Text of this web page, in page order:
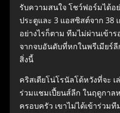
รับความสนใจ โชว์ฟอร์มได้อ
ประตูและ 3 แอสซิสต์จาก 38
อย่างไรก็ตาม ทีมไม่ผ่านเข้า
จากจบอันดับที่หกในพรีเมียร์
สิ่งนี้
คริสเตียโน่โรนัลโด้หวังที่จะ
ร่วมแชมเปี้ยนส์ลีก ในฤดูกาล
ครอบครัว เขาไม่ได้เข้าร่วม